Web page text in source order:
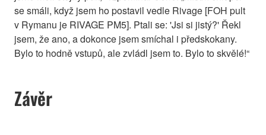
se smáli, když jsem ho postavil vedle Rivage [FOH pult
v Rymanu je RIVAGE PM5]. Ptali se: 'Jsi si jistý?' Řekl
jsem, že ano, a dokonce jsem smíchal i předskokany.
Bylo to hodně vstupů, ale zvládl jsem to. Bylo to skvělé!“
Závěr